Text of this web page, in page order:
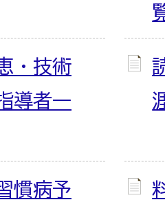
・技術
導者一
慣病予